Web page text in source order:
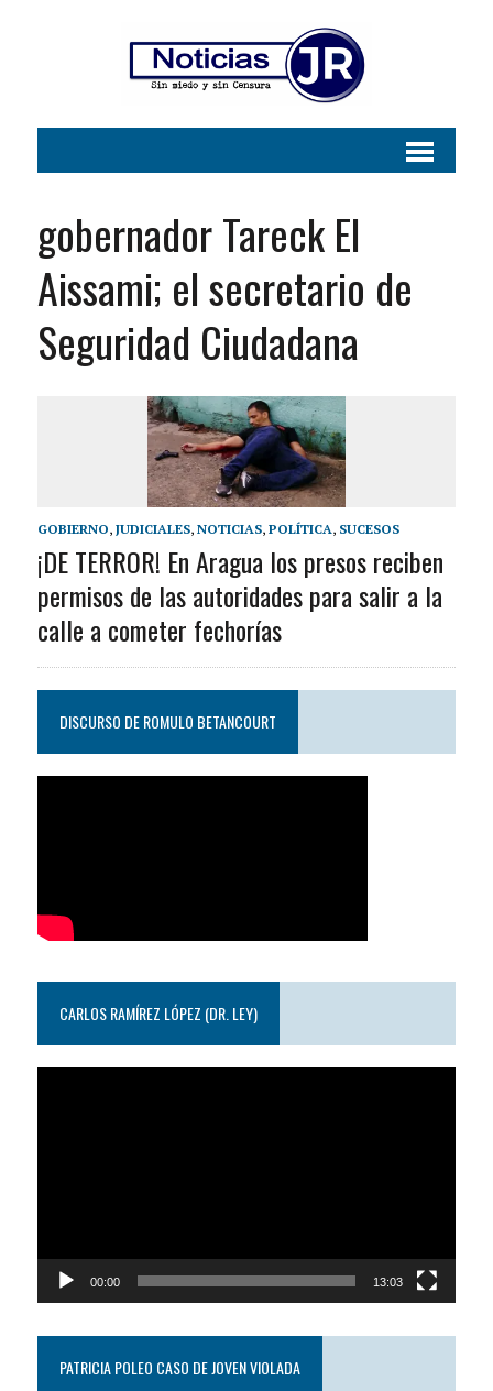
gobernador Tareck El
Aissami; el secretario de
Seguridad Ciudadana
GOBIERNO, JUDICIALES, NOTICIAS, POLÍTICA, SUCESOS
¡DE TERROR! En Aragua los presos reciben
permisos de las autoridades para salir a la
calle a cometer fechorías
DISCURSO DE ROMULO BETANCOURT
CARLOS RAMÍREZ LÓPEZ (DR. LEY)
00:00 13:03
PATRICIA POLEO CASO DE JOVEN VIOLADA